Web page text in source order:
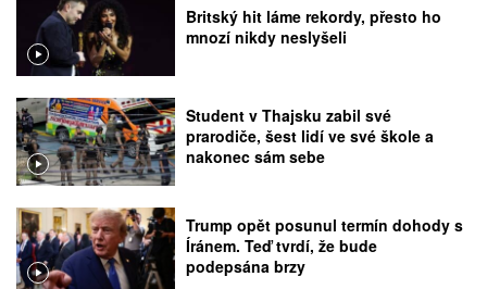
Britský hit láme rekordy, přesto ho
mnozí nikdy neslyšeli
Student v Thajsku zabil své
prarodiče, šest lidí ve své škole a
nakonec sám sebe
Trump opět posunul termín dohody s
Íránem. Teď tvrdí, že bude
podepsána brzy